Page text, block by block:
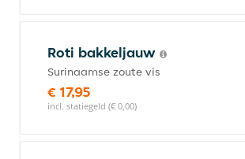
Roti bakkeljauw
Surinaamse zoute vis
€ 17,95
incl. statiegeld (€ 0,00)